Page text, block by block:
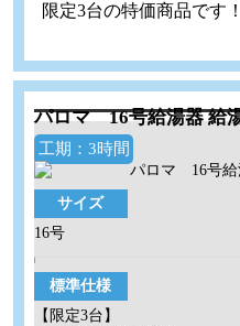
限定3台の特価商品です！
パロマ 16号給湯器 給
工期：3時間
サイズ
16号
標準仕様
【限定3台】